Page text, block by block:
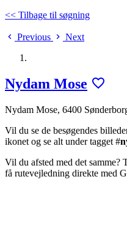
<< Tilbage til søgning
Previous Next
Nydam Mose
Nydam Mose, 6400
Vil du se de besøgendes
ikonet og se alt under tagget #
Vil du afsted med det samme?
få rutevejledning direkte med